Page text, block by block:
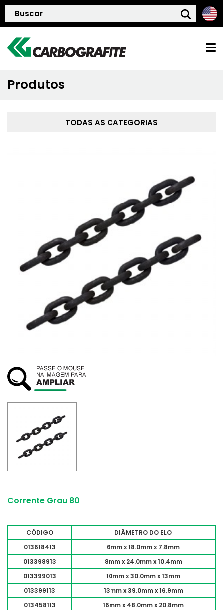
QUEM SOMOS
BLOG
SUSTENTABILIDADE
ATENDIMENTO
Produtos
TODAS AS CATEGORIAS
Corrente Grau 80
CÓDIGO
DIÂMETRO DO ELO
013618413
6mm x 18.0mm x 7.8mm
013398913
8mm x 24.0mm x 10.4mm
013399013
10mm x 30.0mm x 13mm
013399113
13mm x 39.0mm x 16.9mm
013458113
16mm x 48.0mm x 20.8mm